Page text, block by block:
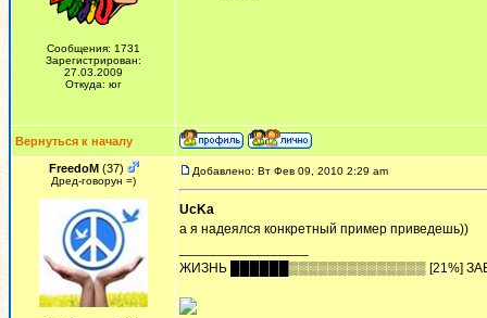
Сообщения: 1731
Зарегистрирован:
27.03.2009
Откуда: юг
Вернуться к началу
FreedoM(37)
Дред-говорун =)
Добавлено: Вт Фев 09, 2010 2:29 am
UcKa
а я надеялся конкретный пример приведешь))
ЖИЗHЬ ██████▒▒▒▒▒▒▒▒▒▒▒▒▒▒ [21%]